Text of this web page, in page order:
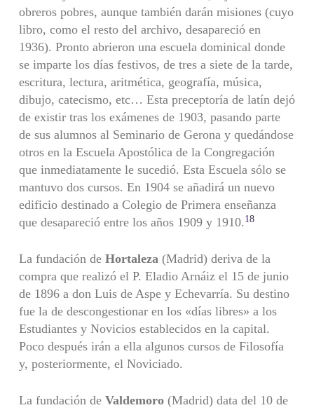
obreros pobres, aunque también darán misiones (cuyo
libro, como el resto del archivo, desapareció en
1936). Pronto abrieron una escuela dominical donde
se imparte los días festivos, de tres a siete de la tarde,
escritura, lectura, aritmética, geografía, música,
dibujo, catecismo, etc… Esta preceptoría de latín dejó
de existir tras los exámenes de 1903, pasando parte
de sus alumnos al Seminario de Gerona y quedándose
otros en la Escuela Apostólica de la Congregación
que inmediatamente le sucedió. Esta Escuela sólo se
mantuvo dos cursos. En 1904 se añadirá un nuevo
edificio destinado a Colegio de Primera enseñanza
que desapareció entre los años 1909 y 1910. 18
La fundación de Hortaleza(Madrid) deriva de la
compra que realizó el P. Eladio Arnáiz el 15 de junio
de 1896 a don Luis de Aspe y Echevarría. Su destino
fue la de descongestionar en los «días libres» a los
Estudiantes y Novicios establecidos en la capital.
Poco después irán a ella algunos cursos de Filosofía
y, posteriormente, el Noviciado.
La fundación de Valdemoro(Madrid) data del 10 de